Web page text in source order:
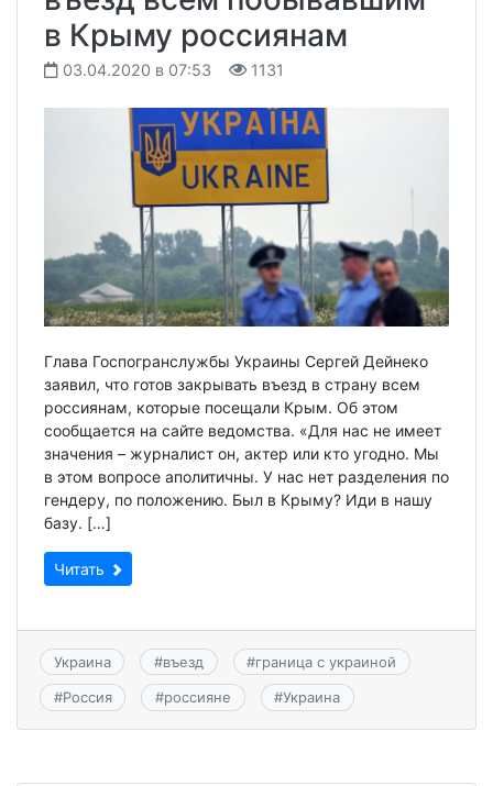
в Крыму россиянам
03.04.2020 в 07:53 1131
Глава Госпогранслужбы Украины Сергей Дейнеко
заявил, что готов закрывать въезд в страну всем
россиянам, которые посещали Крым. Об этом
сообщается на сайте ведомства. «Для нас не имеет
значения – журналист он, актер или кто угодно. Мы
в этом вопросе аполитичны. У нас нет разделения по
гендеру, по положению. Был в Крыму? Иди в нашу
базу. […]
Читать
Украина #въезд #граница с украиной
#Россия #россияне #Украина